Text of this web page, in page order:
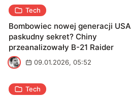
Tech
Bombowiec nowej generacji
paskudny sekret? Chiny
przeanalizowały B-21 Raider
M
09.01.2026, 05:52
Tech